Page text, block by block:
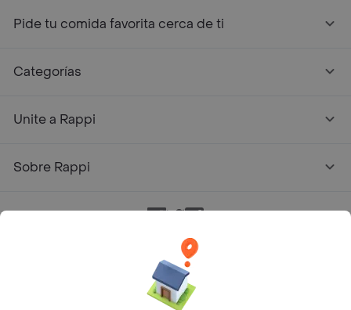
Pide tu comida favorita cerca de ti
Categorías
Unite a Rappi
Sobre Rappi
Facebook
Twitter
Instagram
Rappi Inc. All rights reserved.